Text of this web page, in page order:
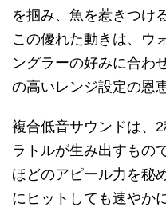
を掴み、魚を惹きつけ
この優れた動きは、ウ
ングラーの好みに合わ
の高いレンジ設定の恩
複合低音サウンドは、
ラトルが生み出すもの
ほどのアピール力を秘
にヒットしても速やか